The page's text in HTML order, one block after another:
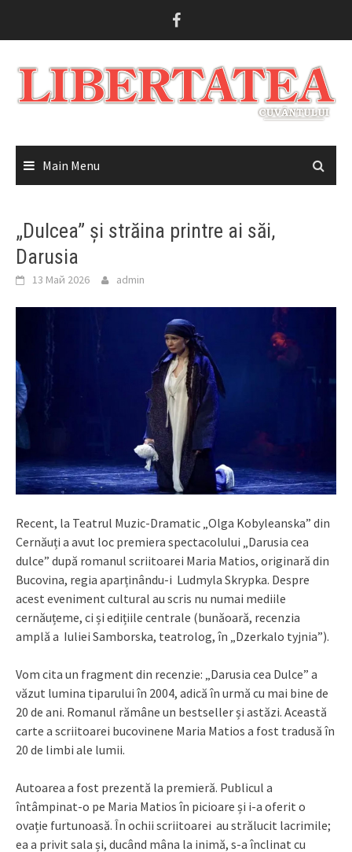
Main Menu
„Dulcea” și străina printre ai săi,
Darusia
13 Май 2026 admin
Recent, la Teatrul Muzic-Dramatic „Olga Kobyleanska” din
Cernăuți a avut loc premiera spectacolului „Darusia cea
dulce” după romanul scriitoarei Maria Matios, originară din
Bucovina, regia aparținându-i Ludmyla Skrypka. Despre
acest eveniment cultural au scris nu numai mediile
cernăuțeme, ci și edițiile centrale (bunăoară, recenzia
amplă a Iuliei Samborska, teatrolog, în „Dzerkalo tyjnia”).
Vom cita un fragment din recenzie: „Darusia cea Dulce” a
văzut lumina tiparului în 2004, adică în urmă cu mai bine de
20 de ani. Romanul rămâne un bestseller și astăzi. Această
carte a scriitoarei bucovinene Maria Matios a fost tradusă în
20 de limbi ale lumii.
Autoarea a fost prezentă la premieră. Publicul a
întâmpinat-o pe Maria Matios în picioare și i-a oferit o
ovație furtunoasă. În ochii scriitoarei au strălucit lacrimile;
ea a privit sala și, ducând mâna la inimă, s-a înclinat cu